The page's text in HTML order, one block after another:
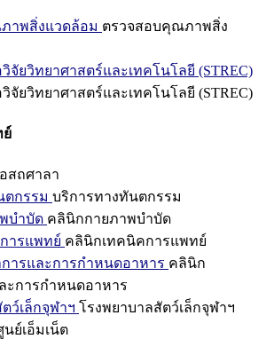
าพสิ่งแวดล้อม ตรวจสอบคุณภาพสิ่ง
จัยวิทยาศาสตร์และเทคโนโลยี (STREC)
จัยวิทยาศาสตร์และเทคโนโลยี (STREC)
ย์
สถศาลา
ตกรรม บริการทางทันตกรรม
บำบัด คลินิกกายภาพบำบัด
ารแพทย์ คลินิกเทคนิคการแพทย์
ารและการกำหนดอาหาร คลินิก
ะการกำหนดอาหาร
ว์เล็กจุฬาฯ โรงพยาบาลสัตว์เล็กจุฬาฯ
นย์เอ็มเน็ต